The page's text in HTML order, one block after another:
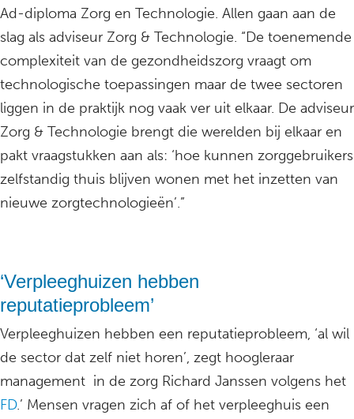
Ad-diploma Zorg en Technologie. Allen gaan aan de
slag als adviseur Zorg & Technologie. “De toenemende
complexiteit van de gezondheidszorg vraagt om
technologische toepassingen maar de twee sectoren
liggen in de praktijk nog vaak ver uit elkaar. De adviseur
Zorg & Technologie brengt die werelden bij elkaar en
pakt vraagstukken aan als: ‘hoe kunnen zorggebruikers
zelfstandig thuis blijven wonen met het inzetten van
nieuwe zorgtechnologieën’.”
‘Verpleeghuizen hebben
reputatieprobleem’
Verpleeghuizen hebben een reputatieprobleem, ‘al wil
de sector dat zelf niet horen’, zegt hoogleraar
management in de zorg Richard Janssen volgens het
FD.’ Mensen vragen zich af of het verpleeghuis een